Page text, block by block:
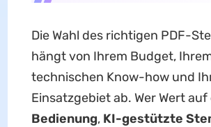
Die Wahl des richtigen PDF-
hängt von Ihrem Budget,
technischen Know-how und
Einsatzgebiet ab. Wer Wert auf
Bedienung, KI-gestützte